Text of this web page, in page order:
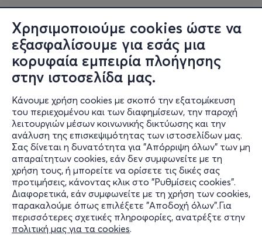
Χρησιμοποιούμε cookies ώστε να
εξασφαλίσουμε για εσάς μια
κορυφαία εμπειρία πλοήγησης
στην ιστοσελίδα μας.
Κάνουμε χρήση cookies με σκοπό την εξατομίκευση
του περιεχομένου και των διαφημίσεων, την παροχή
λειτουργιών μέσων κοινωνικής δικτύωσης και την
ανάλυση της επισκεψιμότητας των ιστοσελίδων μας.
Σας δίνεται η δυνατότητα για "Απόρριψη όλων" των μη
απαραίτητων cookies, εάν δεν συμφωνείτε με τη
χρήση τους, ή μπορείτε να ορίσετε τις δικές σας
προτιμήσεις, κάνοντας κλικ στο "Ρυθμίσεις cookies".
Διαφορετικά, εάν συμφωνείτε με τη χρήση των cookies,
παρακαλούμε όπως επιλέξετε "Αποδοχή όλων".Για
περισσότερες σχετικές πληροφορίες, ανατρέξτε στην
πολιτική μας για τα cookies.
Πληροφορίες
Υποστήριξη
Stay Connected